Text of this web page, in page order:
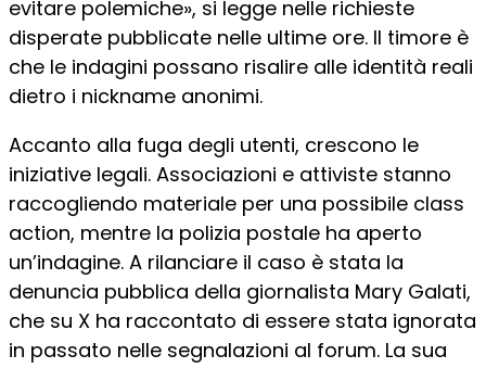
evitare polemiche», si legge nelle richieste
disperate pubblicate nelle ultime ore. Il timore è
che le indagini possano risalire alle identità reali
dietro i nickname anonimi.
Accanto alla fuga degli utenti, crescono le
iniziative legali. Associazioni e attiviste stanno
raccogliendo materiale per una possibile class
action, mentre la polizia postale ha aperto
un’indagine. A rilanciare il caso è stata la
denuncia pubblica della giornalista Mary Galati,
che su X ha raccontato di essere stata ignorata
in passato nelle segnalazioni al forum. La sua